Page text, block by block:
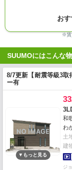
お
※賃
SUUMOにはこんな
8/7更新【耐震等級3取
ー有
和
わ
土
建
ジ